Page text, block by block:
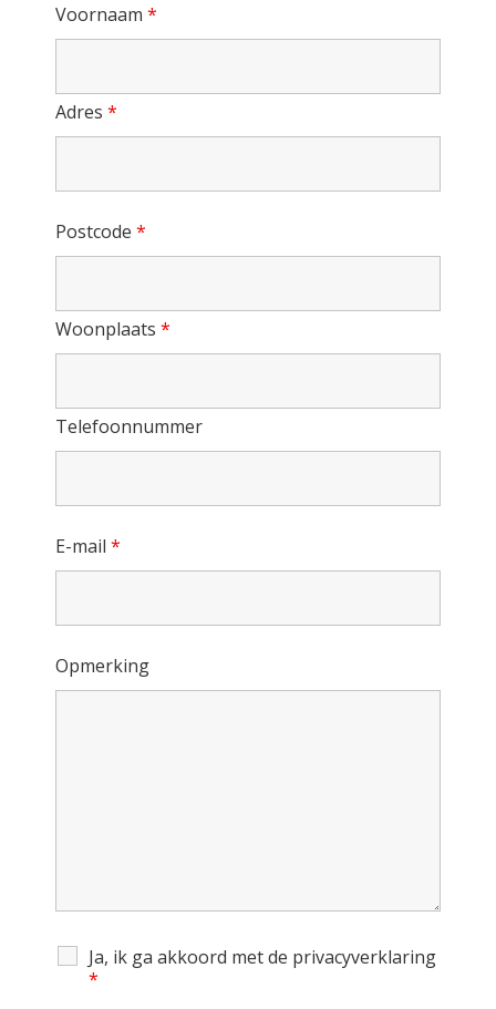
Voornaam *
Adres *
Postcode *
Woonplaats *
Telefoonnummer
E-mail *
Opmerking
Ja, ik ga akkoord met de privacyverklaring
*